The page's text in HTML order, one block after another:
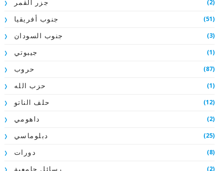
جزر القمر (2)
جنوب أفريقيا (51)
جنوب السودان (3)
جيبوتي (1)
حروب (87)
حزب الله (1)
حلف الناتو (12)
داهومي (2)
دبلوماسي (25)
دورات (8)
(2)